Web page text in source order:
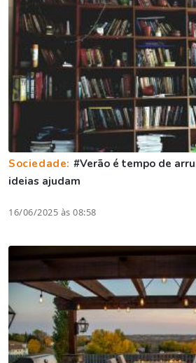
Sociedade: #Verão é tempo de
ideias ajudam
16/06/2025 às 08:58